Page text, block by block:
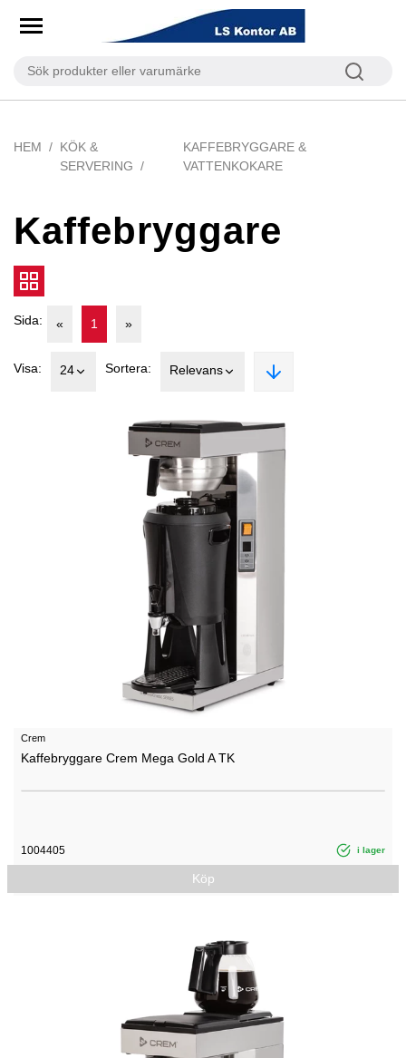
HEM
KÖK &
SERVERING
KAFFEBRYGGARE &
VATTENKOKARE
Kaffebryggare
Sida: « 1 »
Visa: 24 Sortera: Relevans
Crem
Kaffebryggare Crem Mega Gold A TK
1004405 i lager
Köp